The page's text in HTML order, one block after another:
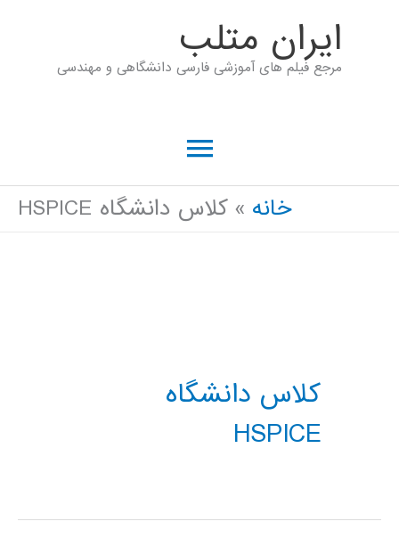
ايران متلب
مرجع فیلم های آموزشی فارسی دانشگاهی و مهندسی
فهرست
اصلی
خانه کلاس دانشگاه HSPICE
کلاس دانشگاه
HSPICE